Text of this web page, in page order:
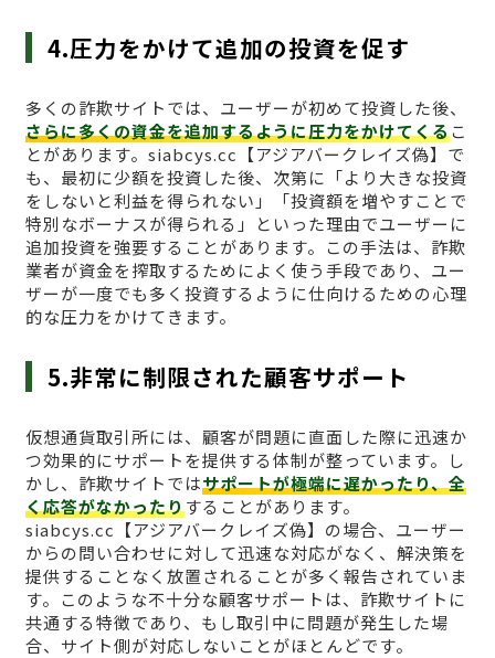
4.圧力をかけて追加の投資を促す
多くの詐欺サイトでは、ユーザーが初めて投資した後、
さらに多くの資金を追加するように圧力をかけてくるこ
とがあります。siabcys.cc【アジアバークレイズ偽】で
も、最初に少額を投資した後、次第に「より大きな投資
をしないと利益を得られない」「投資額を増やすことで
特別なボーナスが得られる」といった理由でユーザーに
追加投資を強要することがあります。この手法は、詐欺
業者が資金を搾取するためによく使う手段であり、ユー
ザーが一度でも多く投資するように仕向けるための心理
的な圧力をかけてきます。
5.非常に制限された顧客サポート
仮想通貨取引所には、顧客が問題に直面した際に迅速か
つ効果的にサポートを提供する体制が整っています。し
かし、詐欺サイトではサポートが極端に遅かったり、全
く応答がなかったりすることがあります。
siabcys.cc【アジアバークレイズ偽】の場合、ユーザー
からの問い合わせに対して迅速な対応がなく、解決策を
提供することなく放置されることが多く報告されていま
す。このような不十分な顧客サポートは、詐欺サイトに
共通する特徴であり、もし取引中に問題が発生した場
合、サイト側が対応しないことがほとんどです。